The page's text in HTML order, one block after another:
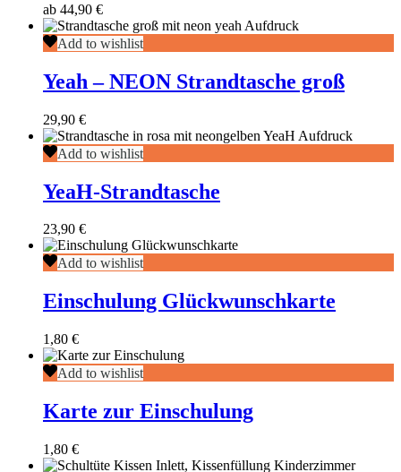
ab 44,90 €
Yeah
–
NEON
Strandtasche
Add to wishlist
Yeah – NEON Strandtasche groß
29,90 €
YeaH-
Strandtasche
Add to wishlist
YeaH-Strandtasche
23,90 €
Einschulung
Glückwunschkarte
Add to wishlist
Einschulung Glückwunschkarte
1,80 €
Karte
zur
Einschulung
Add to wishlist
Karte zur Einschulung
1,80 €